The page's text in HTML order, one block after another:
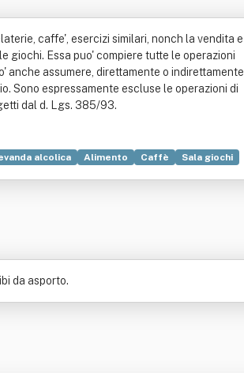
caffe', esercizi similari, nonch la vendita e
giochi. Essa puo' compiere tutte le operazioni
assumere, direttamente o indirettamente,
Sono espressamente escluse le operazioni di
dal d. Lgs. 385/93.
alcolica Alimento Caffè Sala giochi
da asporto.